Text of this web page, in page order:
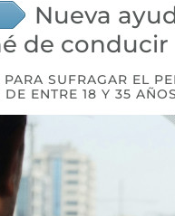
Nueva
de conducir
PARA SUFRAGAR EL
ENTRE 18 Y 35 AÑOS